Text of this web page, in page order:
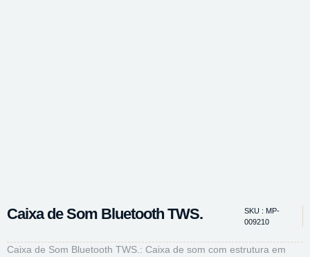
Caixa de Som Bluetooth TWS.
SKU : MP-
009210
Caixa de Som Bluetooth TWS.: Caixa de som com estrutura em